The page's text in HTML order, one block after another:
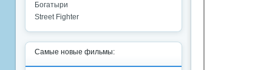
Богатыри
Street Fighter
Самые новые фильмы: